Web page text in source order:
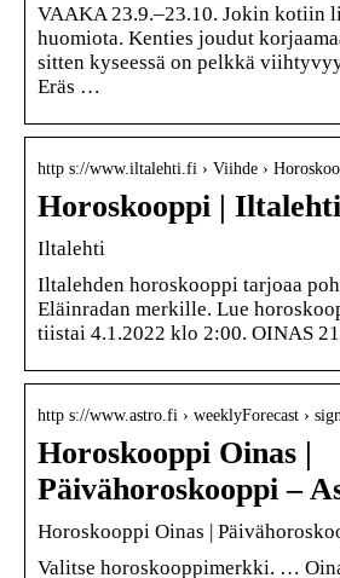
VAAKA 23.9.–23.10. Jokin kotiin
huomiota. Kenties joudut
sitten kyseessä on pelkkä
Eräs …
http s://www.iltalehti.fi › Viihde ›
Horoskooppi | Iltalehti
Iltalehti
Iltalehden horoskooppi tarjoaa
Eläinradan merkille. Lue
tiistai 4.1.2022 klo 2:00. OINAS
http s://www.astro.fi › weeklyForecast ›
Horoskooppi Oinas |
Päivähoroskooppi –
Horoskooppi Oinas |
Valitse horoskooppimerkki. …